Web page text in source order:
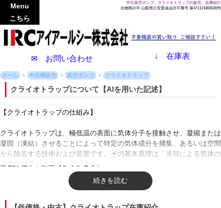
中古真空ポンプ、クライオトラップの販売、在庫紹介
古物商許可 山梨県公安委員会許可番号 第471121800039号
✉ お問い合わせ ↓ 在庫表
Menu
こちら
ホーム 中古機販売 真空ポンプ クライオトラップ
クライオトラップについて【AIを用いた記述】
【クライオトラップの仕組み】
クライオトラップは、極低温の表面に気体分子を接触させ、凝縮または
凝固（凍結）させることによって特定の気体成分を捕集、あるいは空間
から除去する技術および装置です。その基本原理は「冷却による気体の
蒸気圧低下」に基づいています。
一般的な装置では、液体窒素（約-196℃）や小型の電気式冷凍機を用い
ナス数十度からマイナス200℃近くまで急速に冷却します。この極低温